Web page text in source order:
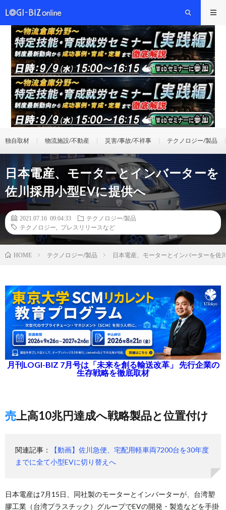
独自取材 物流施設/不動産 災害/事故/不祥事 テクノロジー/製品
日本電産、モーターとインバーターを
佐川採用小型EVに提供へ
2021.07.16 09:04:33
テクノロジー/製品
テクノロジー
プレスリリースなど
HOME テクノロジー/製品 日本電産、モーターとインバーターを佐
月刊LOGI-BIZ 7月号は「未来を創る輸送改革」 先行企業の
生存戦略を徹底取材
売上高10兆円達成へ戦略製品と位置付け
関連記事：
【動画】佐川急便、宅配用軽車両7200台を30年度
までに全て小型EVに切り替えへ
日本電産は7月15日、同社製のモーターとインバーターが、台湾塑
膠工業（台湾プラスチック）グループでEVの開発・製造などを手掛